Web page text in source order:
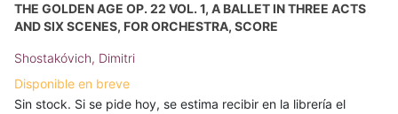
THE GOLDEN AGE OP. 22 VOL. 1, A BALLET IN THREE ACTS
AND SIX SCENES, FOR ORCHESTRA, SCORE
Shostakóvich, Dimitri
Disponible en breve
Sin stock. Si se pide hoy, se estima recibir en la librería el